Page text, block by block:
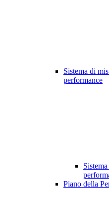
Sistema di
performance
Piano della